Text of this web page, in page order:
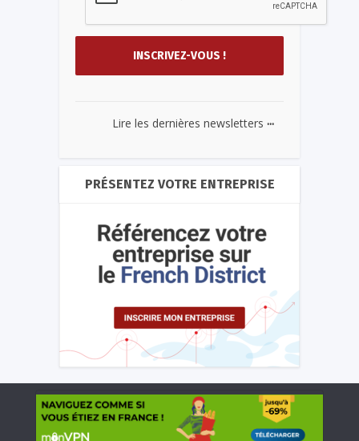
Lire les dernières newsletters ...
PRÉSENTEZ VOTRE ENTREPRISE